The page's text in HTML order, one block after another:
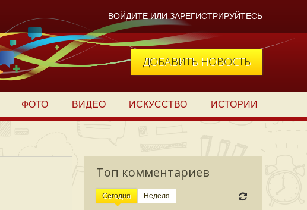
ВОЙДИТЕ ИЛИ ЗАРЕГИСТРИРУЙТЕСЬ
ДОБАВИТЬ НОВОСТЬ
ФОТО ВИДЕО ИСКУССТВО ИСТОРИИ
Топ комментариев
Сегодня Неделя